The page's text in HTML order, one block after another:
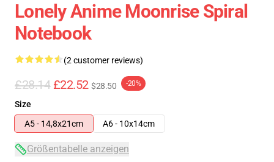
Lonely Anime Moonrise Spiral
Notebook
(2 customer reviews)
£28.14 £22.52 $28.50 -20%
Size
A5 - 14,8x21cm
A6 - 10x14cm
Größentabelle anzeigen